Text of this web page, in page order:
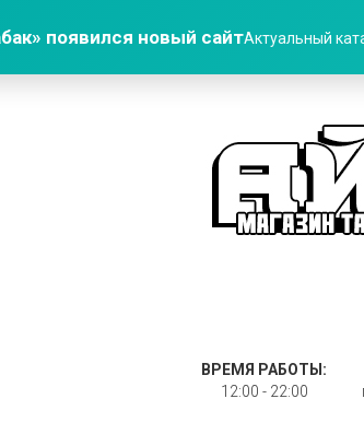
появился новый сайтАктуальный
ВРЕМЯ РАБОТЫ:
12:00 - 22:00